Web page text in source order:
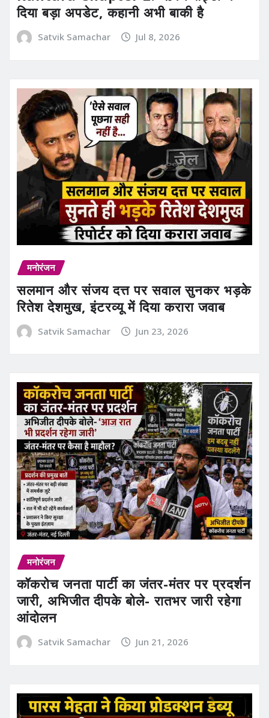
दिया बड़ा अपडेट, कहानी अभी बाकी है
Satvik Samachar Jul 8, 2026
मनोरंजन
सलमान और संजय दत्त पर सवाल सुनकर भड़के
रितेश देशमुख, इंटरव्यू में दिया करारा जवाब
Satvik Samachar Jun 23, 2026
मनोरंजन
कॉकरोच जनता पार्टी का जंतर-मंतर पर प्रदर्शन
जारी, अभिजीत दीपके बोले- रातभर जारी रहेगा
आंदोलन
Satvik Samachar Jun 21, 2026